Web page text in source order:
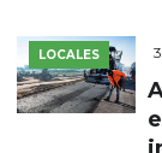
LOCALES